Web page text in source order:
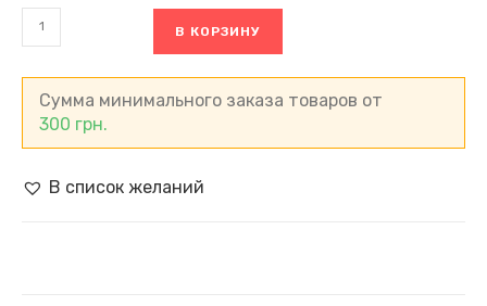
икра
горбуши
"Лемберг",
г)
В КОРЗИНУ
Сумма минимального заказа товаров от
300 грн.
В список желаний